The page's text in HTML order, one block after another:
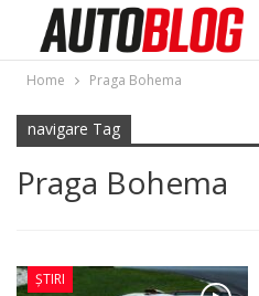
Home Praga Bohema
navigare Tag
Praga Bohema
ȘTIRI